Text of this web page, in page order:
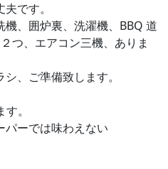
です。
、囲炉裏、洗濯機、BBQ 道
つ、エアコン三機、ありま
、ご準備致します。
。
ーでは味わえない